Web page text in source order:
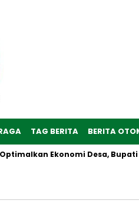
TAG BERITA BERITA
Ekonomi Desa, Bupati